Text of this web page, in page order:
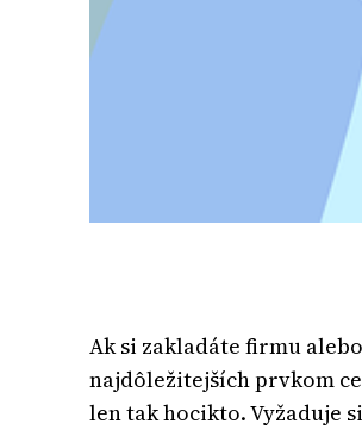
Ak si zakladáte firmu
najdôležitejších prvkom
len tak hocikto. Vyžaduje